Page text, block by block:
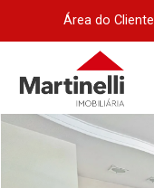
Área do Cliente